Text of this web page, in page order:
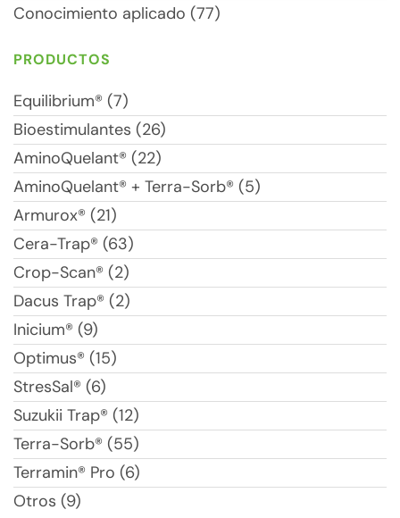
Conocimiento aplicado (77)
PRODUCTOS
Equilibrium® (7)
Bioestimulantes (26)
AminoQuelant® (22)
AminoQuelant® + Terra-Sorb® (5)
Armurox® (21)
Cera-Trap® (63)
Crop-Scan® (2)
Dacus Trap® (2)
Inicium® (9)
Optimus® (15)
StresSal® (6)
Suzukii Trap® (12)
Terra-Sorb® (55)
Terramin® Pro (6)
Otros (9)